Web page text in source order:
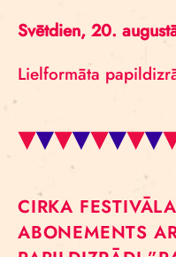
Svētdien, 20.
Lielformāta
CIRKA
ABONEMENTS